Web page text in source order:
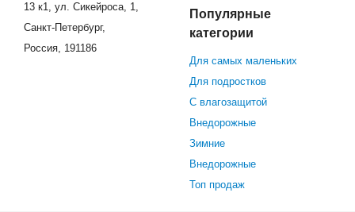
13 к1, ул. Сикейроса, 1,
Санкт-Петербург,
Россия, 191186
Популярные
категории
Для самых маленьких
Для подростков
С влагозащитой
Внедорожные
Зимние
Внедорожные
Топ продаж